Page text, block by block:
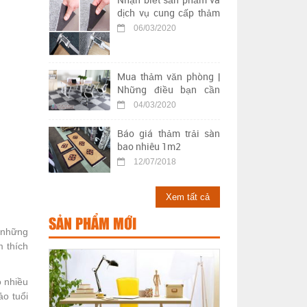
thích
nhiều
tuổi
dịch vụ cung cấp thảm
trải sàn kém chất lượng
06/03/2020
Mua thảm văn phòng |
Những điều bạn cần
biết khi chọn mua thảm
04/03/2020
Báo giá thảm trải sàn
bao nhiêu 1m2
12/07/2018
Xem tất cả
SẢN PHẨM MỚI